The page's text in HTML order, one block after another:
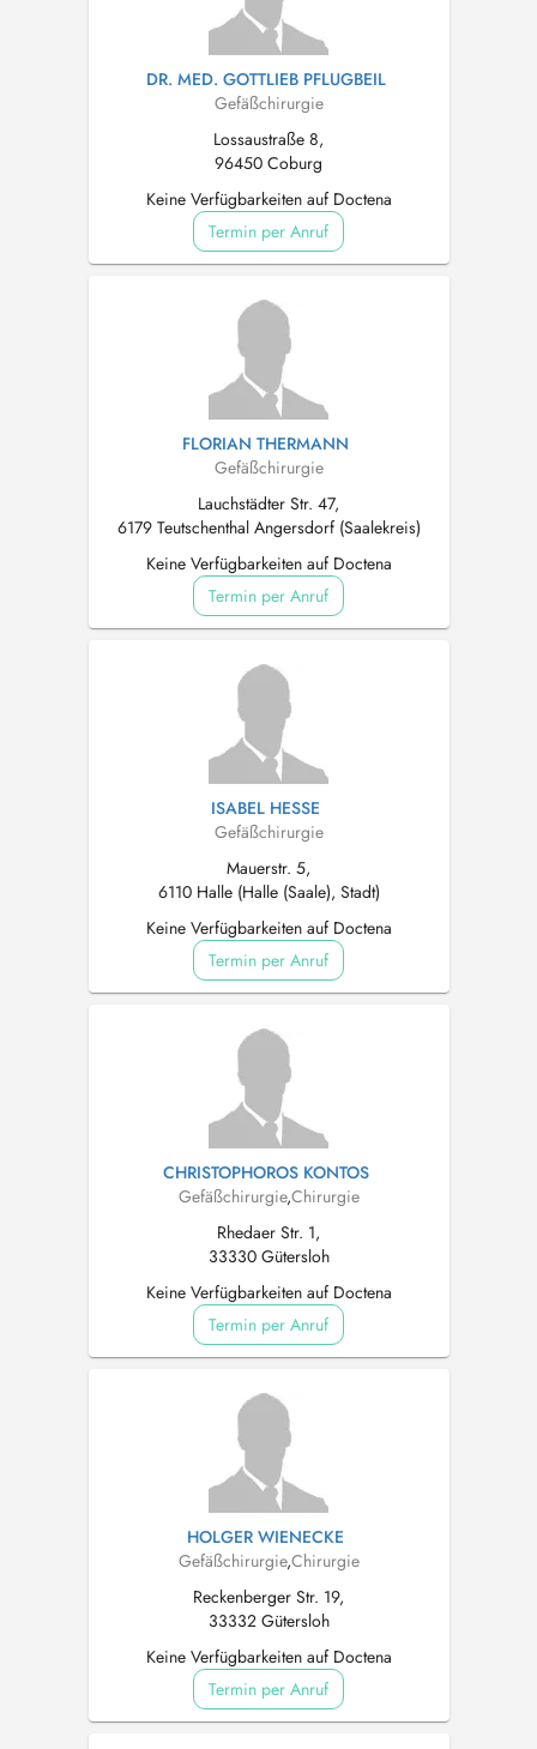
DR. MED. GOTTLIEB PFLUGBEIL
Gefäßchirurgie
Lossaustraße 8,
96450 Coburg
Keine Verfügbarkeiten auf Doctena
Termin per Anruf
FLORIAN THERMANN
Gefäßchirurgie
Lauchstädter Str. 47,
6179 Teutschenthal Angersdorf (Saalekreis)
Keine Verfügbarkeiten auf Doctena
Termin per Anruf
ISABEL HESSE
Gefäßchirurgie
Mauerstr. 5,
6110 Halle (Halle (Saale), Stadt)
Keine Verfügbarkeiten auf Doctena
Termin per Anruf
CHRISTOPHOROS KONTOS
Gefäßchirurgie,Chirurgie
Rhedaer Str. 1,
33330 Gütersloh
Keine Verfügbarkeiten auf Doctena
Termin per Anruf
HOLGER WIENECKE
Gefäßchirurgie,Chirurgie
Reckenberger Str. 19,
33332 Gütersloh
Keine Verfügbarkeiten auf Doctena
Termin per Anruf